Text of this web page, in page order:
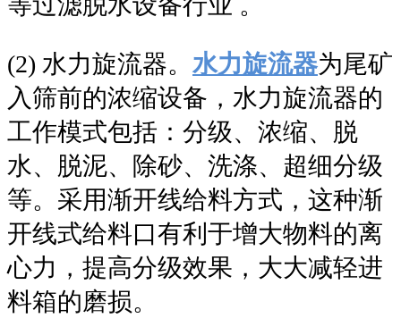
(2) 水力旋流器。 水力旋流器为尾矿
入筛前的浓缩设备，水力旋流器的
工作模式包括：分级、浓缩、脱
水、脱泥、除砂、洗涤、超细分级
等。采用渐开线给料方式，这种渐
开线式给料口有利于增大物料的离
心力，提高分级效果，大大减轻进
料箱的磨损。